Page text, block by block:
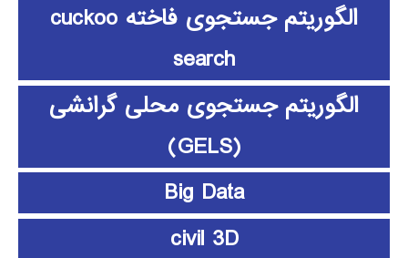
الگوریتم جستجوی فاخته cuckoo
search
الگوریتم جستجوی محلی گرانشی
(GELS)
Big Data
civil 3D